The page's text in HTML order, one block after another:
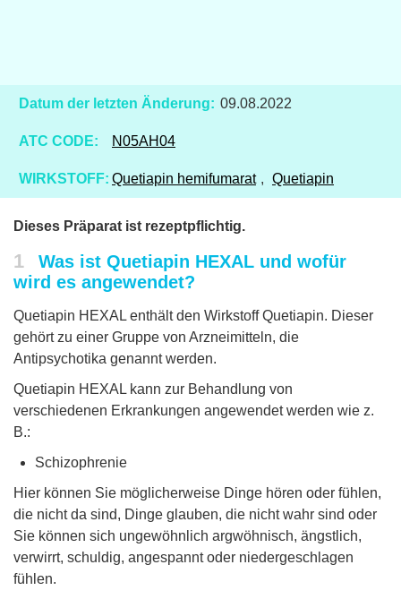
Datum der letzten Änderung: 09.08.2022
ATC CODE: N05AH04
WIRKSTOFF: Quetiapin hemifumarat , Quetiapin
Dieses Präparat ist rezeptpflichtig.
1
Was ist Quetiapin HEXAL und wofür
wird es angewendet?
Quetiapin HEXAL enthält den Wirkstoff Quetiapin. Dieser
gehört zu einer Gruppe von Arzneimitteln, die
Antipsychotika genannt werden.
Quetiapin HEXAL kann zur Behandlung von
verschiedenen Erkrankungen angewendet werden wie z.
B.:
Schizophrenie
Hier können Sie möglicherweise Dinge hören oder fühlen,
die nicht da sind, Dinge glauben, die nicht wahr sind oder
Sie können sich ungewöhnlich argwöhnisch, ängstlich,
verwirrt, schuldig, angespannt oder niedergeschlagen
fühlen.